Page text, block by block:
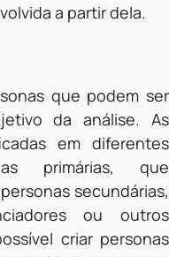
a partir dela.
que podem ser
da análise. As
em diferentes
primárias, que
secundárias,
ou outros
criar personas